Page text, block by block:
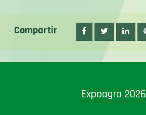
Compartir
Expoagro 2026